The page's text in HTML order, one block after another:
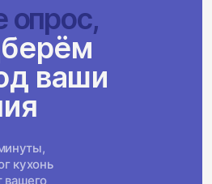
опрос,
ваши
кухонь
вашего